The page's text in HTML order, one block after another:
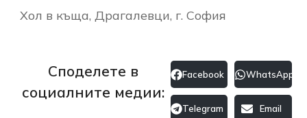
Хол в къща, Драгалевци, г. София
Споделете в
социалните медии:
Facebook WhatsApp
Telegram Email